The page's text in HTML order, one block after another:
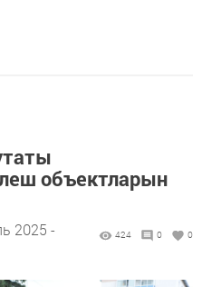
объектларын
2025 -
424 0 0